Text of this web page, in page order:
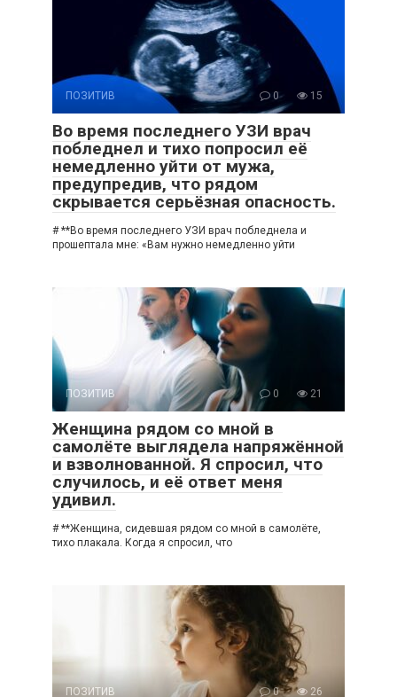
ПОЗИТИВ 0 15
Во время последнего УЗИ врач
побледнел и тихо попросил её
немедленно уйти от мужа,
предупредив, что рядом
скрывается серьёзная опасность.
# **Во время последнего УЗИ врач побледнела и
прошептала мне: «Вам нужно немедленно уйти
ПОЗИТИВ 0 21
Женщина рядом со мной в
самолёте выглядела напряжённой
и взволнованной. Я спросил, что
случилось, и её ответ меня
удивил.
# **Женщина, сидевшая рядом со мной в самолёте,
тихо плакала. Когда я спросил, что
ПОЗИТИВ 0 26